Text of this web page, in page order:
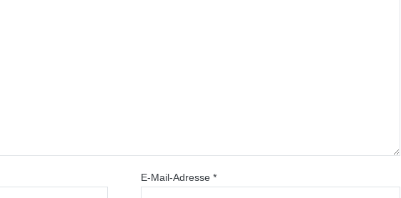
E-Mail-Adresse*